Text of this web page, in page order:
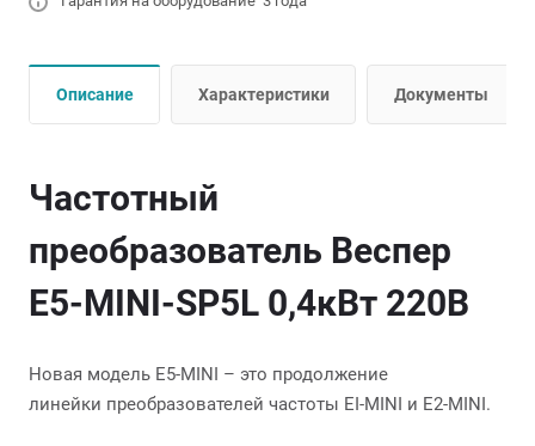
Описание Характеристики Документы
Частотный
преобразователь Веспер
E5-MINI-SP5L 0,4кВт 220В
Новая модель Е5-MINI – это продолжение
линейки преобразователей частоты EI-MINI и Е2-MINI.